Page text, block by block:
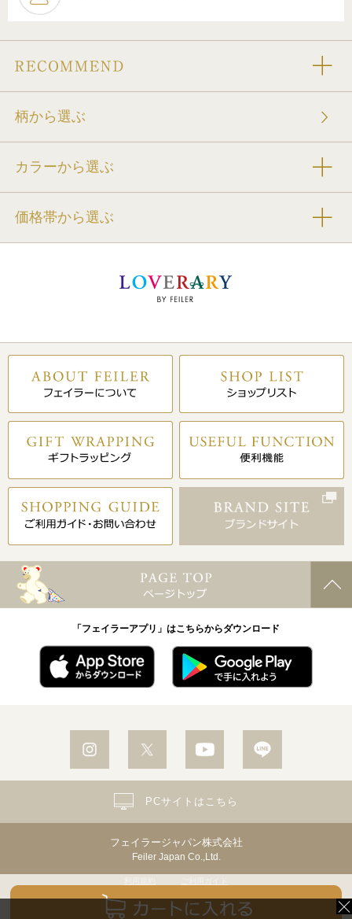
柄から選ぶ
カラーから選ぶ
価格帯から選ぶ
「フェイラーアプリ」はこちらからダウンロード
フェイラージャパン株式会社
Feiler Japan Co.,Ltd.
個人情報保護方針・個人情報の取り扱いについて
PCサイトはこちら